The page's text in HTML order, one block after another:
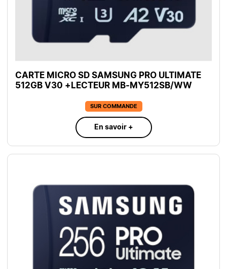
CARTE MICRO SD SAMSUNG PRO ULTIMATE
512GB V30 +LECTEUR MB-MY512SB/WW
SUR COMMANDE
En savoir +